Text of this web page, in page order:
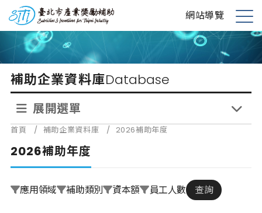
到
內
台北市產業獎勵補助 網站導覽
展
單
補助企業資料庫Database
展開選單
首頁 / 補助企業資料庫 / 2026補助年度
2026補助年度
應用領域 補助類別 資本額 員工人數 查詢